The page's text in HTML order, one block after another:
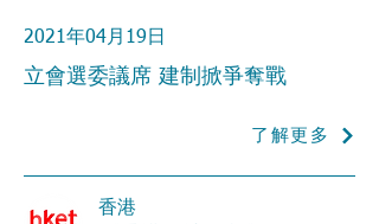
2021年04月19日
立會選委議席 建制掀爭奪戰
了解更多
香港